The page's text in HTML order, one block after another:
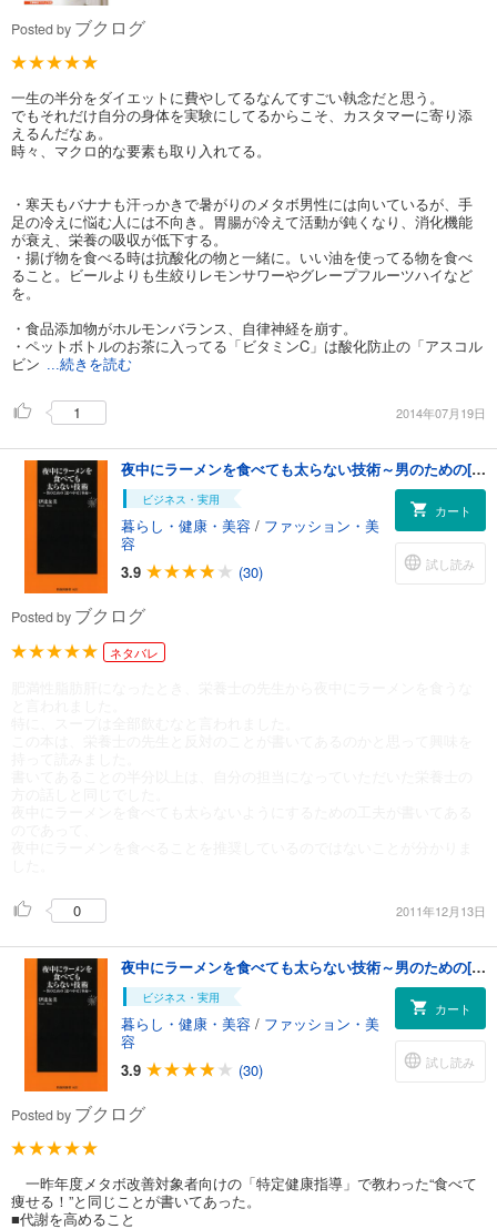
Posted by ブクログ
一生の半分をダイエットに費やしてるなんてすごい執念だと思う。
でもそれだけ自分の身体を実験にしてるからこそ、カスタマーに寄り添
えるんだなぁ。
時々、マクロ的な要素も取り入れてる。
・寒天もバナナも汗っかきで暑がりのメタボ男性には向いているが、手
足の冷えに悩む人には不向き。胃腸が冷えて活動が鈍くなり、消化機能
が衰え、栄養の吸収が低下する。
・揚げ物を食べる時は抗酸化の物と一緒に。いい油を使ってる物を食べ
ること。ビールよりも生絞りレモンサワーやグレープフルーツハイなど
を。
・食品添加物がホルモンバランス、自律神経を崩す。
・ペットボトルのお茶に入ってる「ビタミンC」は酸化防止の「アスコル
ビン ...続きを読む
1 2014年07月19日
夜中にラーメンを食べても太らない技術～男のための[食べやせ]革命～
ビジネス・実用
暮らし・健康・美容 / ファッション・美
容
3.9
(30)
カート
試し読み
Posted by ブクログ
ネタバレ
0 2011年12月13日
夜中にラーメンを食べても太らない技術～男のための[食べやせ]革命～
ビジネス・実用
暮らし・健康・美容 / ファッション・美
容
3.9
(30)
カート
試し読み
Posted by ブクログ
一昨年度メタボ改善対象者向けの「特定健康指導」で教わった“食べて
痩せる！”と同じことが書いてあった。
■代謝を高めること